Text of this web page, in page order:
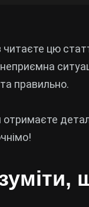
цю
правильно.
отримаєте